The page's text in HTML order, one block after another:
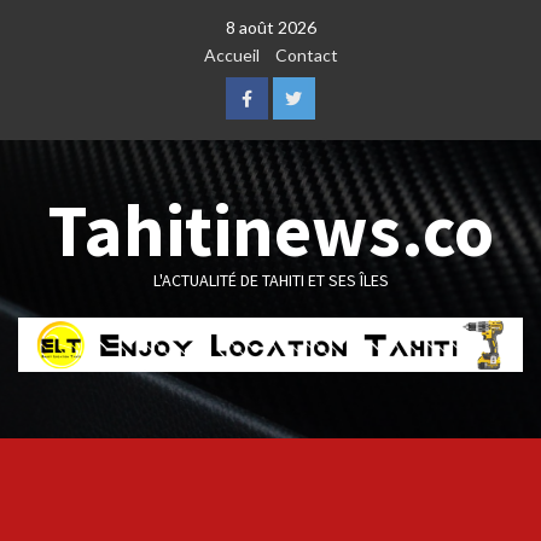
8 août 2026
Accueil
Contact
FacebookTwitter
Tahitinews.co
L'ACTUALITÉ DE TAHITI ET SES ÎLES